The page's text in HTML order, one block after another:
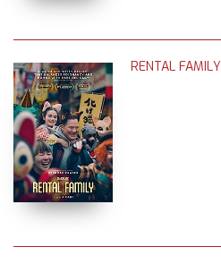
RENTAL FAMILY